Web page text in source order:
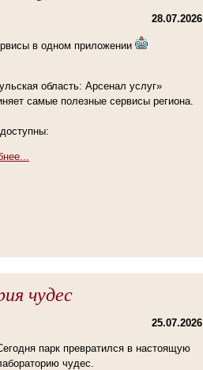
28.07.2026
в одном приложении
область: Арсенал услуг»
самые полезные сервисы региона.
чудес
25.07.2026
парк превратился в настоящую
чудес.